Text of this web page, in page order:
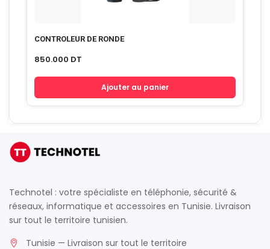
CONTROLEUR DE RONDE
850.000 DT
Ajouter au panier
Technotel : votre spécialiste en téléphonie, sécurité &
réseaux, informatique et accessoires en Tunisie. Livraison
sur tout le territoire tunisien.
Tunisie — Livraison sur tout le territoire